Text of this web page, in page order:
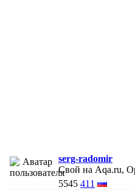
serg-radomir
Свой на Aqa.ru,
5545 411